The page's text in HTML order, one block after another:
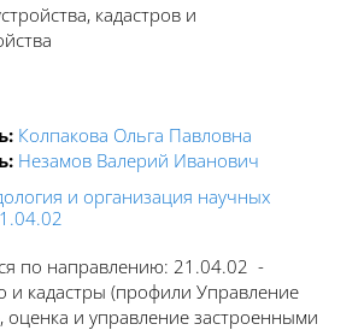
кадастров и
Колпакова Ольга Павловна
Незамов Валерий Иванович
и организация научных
по направлению: 21.04.02 -
и кадастры (профили Управление
и управление застроенными